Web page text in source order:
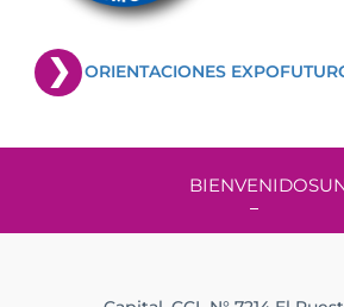
ORIENTACIONES
BIENVENIDOS